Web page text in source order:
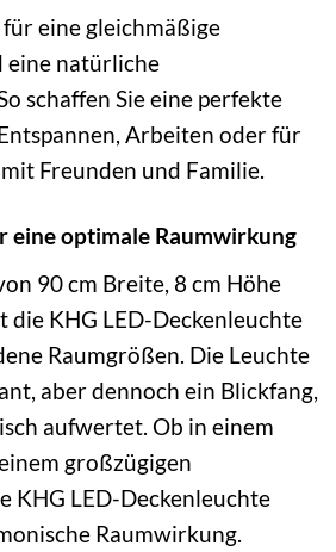
eine gleichmäßige
eine natürliche
schaffen Sie eine perfekte
Arbeiten oder für
Freunden und Familie.
eine optimale Raumwirkung
90 cm Breite, 8 cm Höhe
die KHG LED-Deckenleuchte
Raumgrößen. Die Leuchte
aber dennoch ein Blickfang,
aufwertet. Ob in einem
großzügigen
KHG LED-Deckenleuchte
Raumwirkung.